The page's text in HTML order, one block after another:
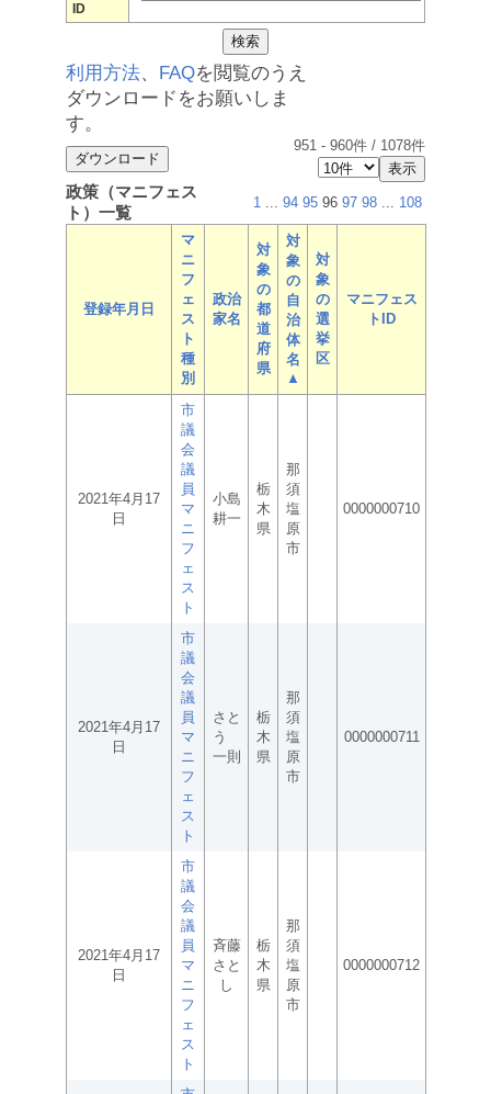
ID
利用方法、 FAQを閲覧のうえ
ダウンロードをお願いしま
す。
951 - 960件 / 1078件
政策（マニフェス
ト）一覧
1 ... 94 95 96 97 98 ... 108
登録年月日
マ
ニ
フ
ェ
ス
ト
種
別
政治
家名
対
象
の
都
道
府
県
対
象
の
自
治
体
名
▲
対
象
の
選
挙
区
マニフェス
トID
2021年4月17
日
市
議
会
議
員
マ
ニ
フ
ェ
ス
ト
小島
耕一
栃
木
県
那
須
塩
原
市
0000000710
2021年4月17
日
市
議
会
議
員
マ
ニ
フ
ェ
ス
ト
さと
う
一則
栃
木
県
那
須
塩
原
市
0000000711
2021年4月17
日
市
議
会
議
員
マ
ニ
フ
ェ
ス
ト
斉藤
さと
し
栃
木
県
那
須
塩
原
市
0000000712